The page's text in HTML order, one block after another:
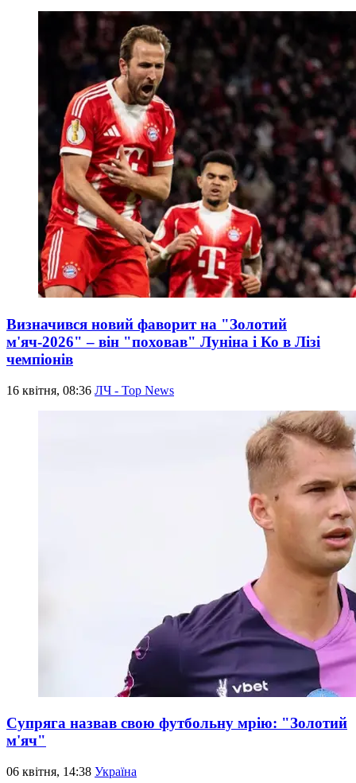
Визначився новий фаворит на "Золотий
м'яч-2026" – він "поховав" Луніна і Ко в Лізі
чемпіонів
16 квітня, 08:36 ЛЧ - Top News
Супряга назвав свою футбольну мрію: "Золотий
м'яч"
06 квітня, 14:38 Україна